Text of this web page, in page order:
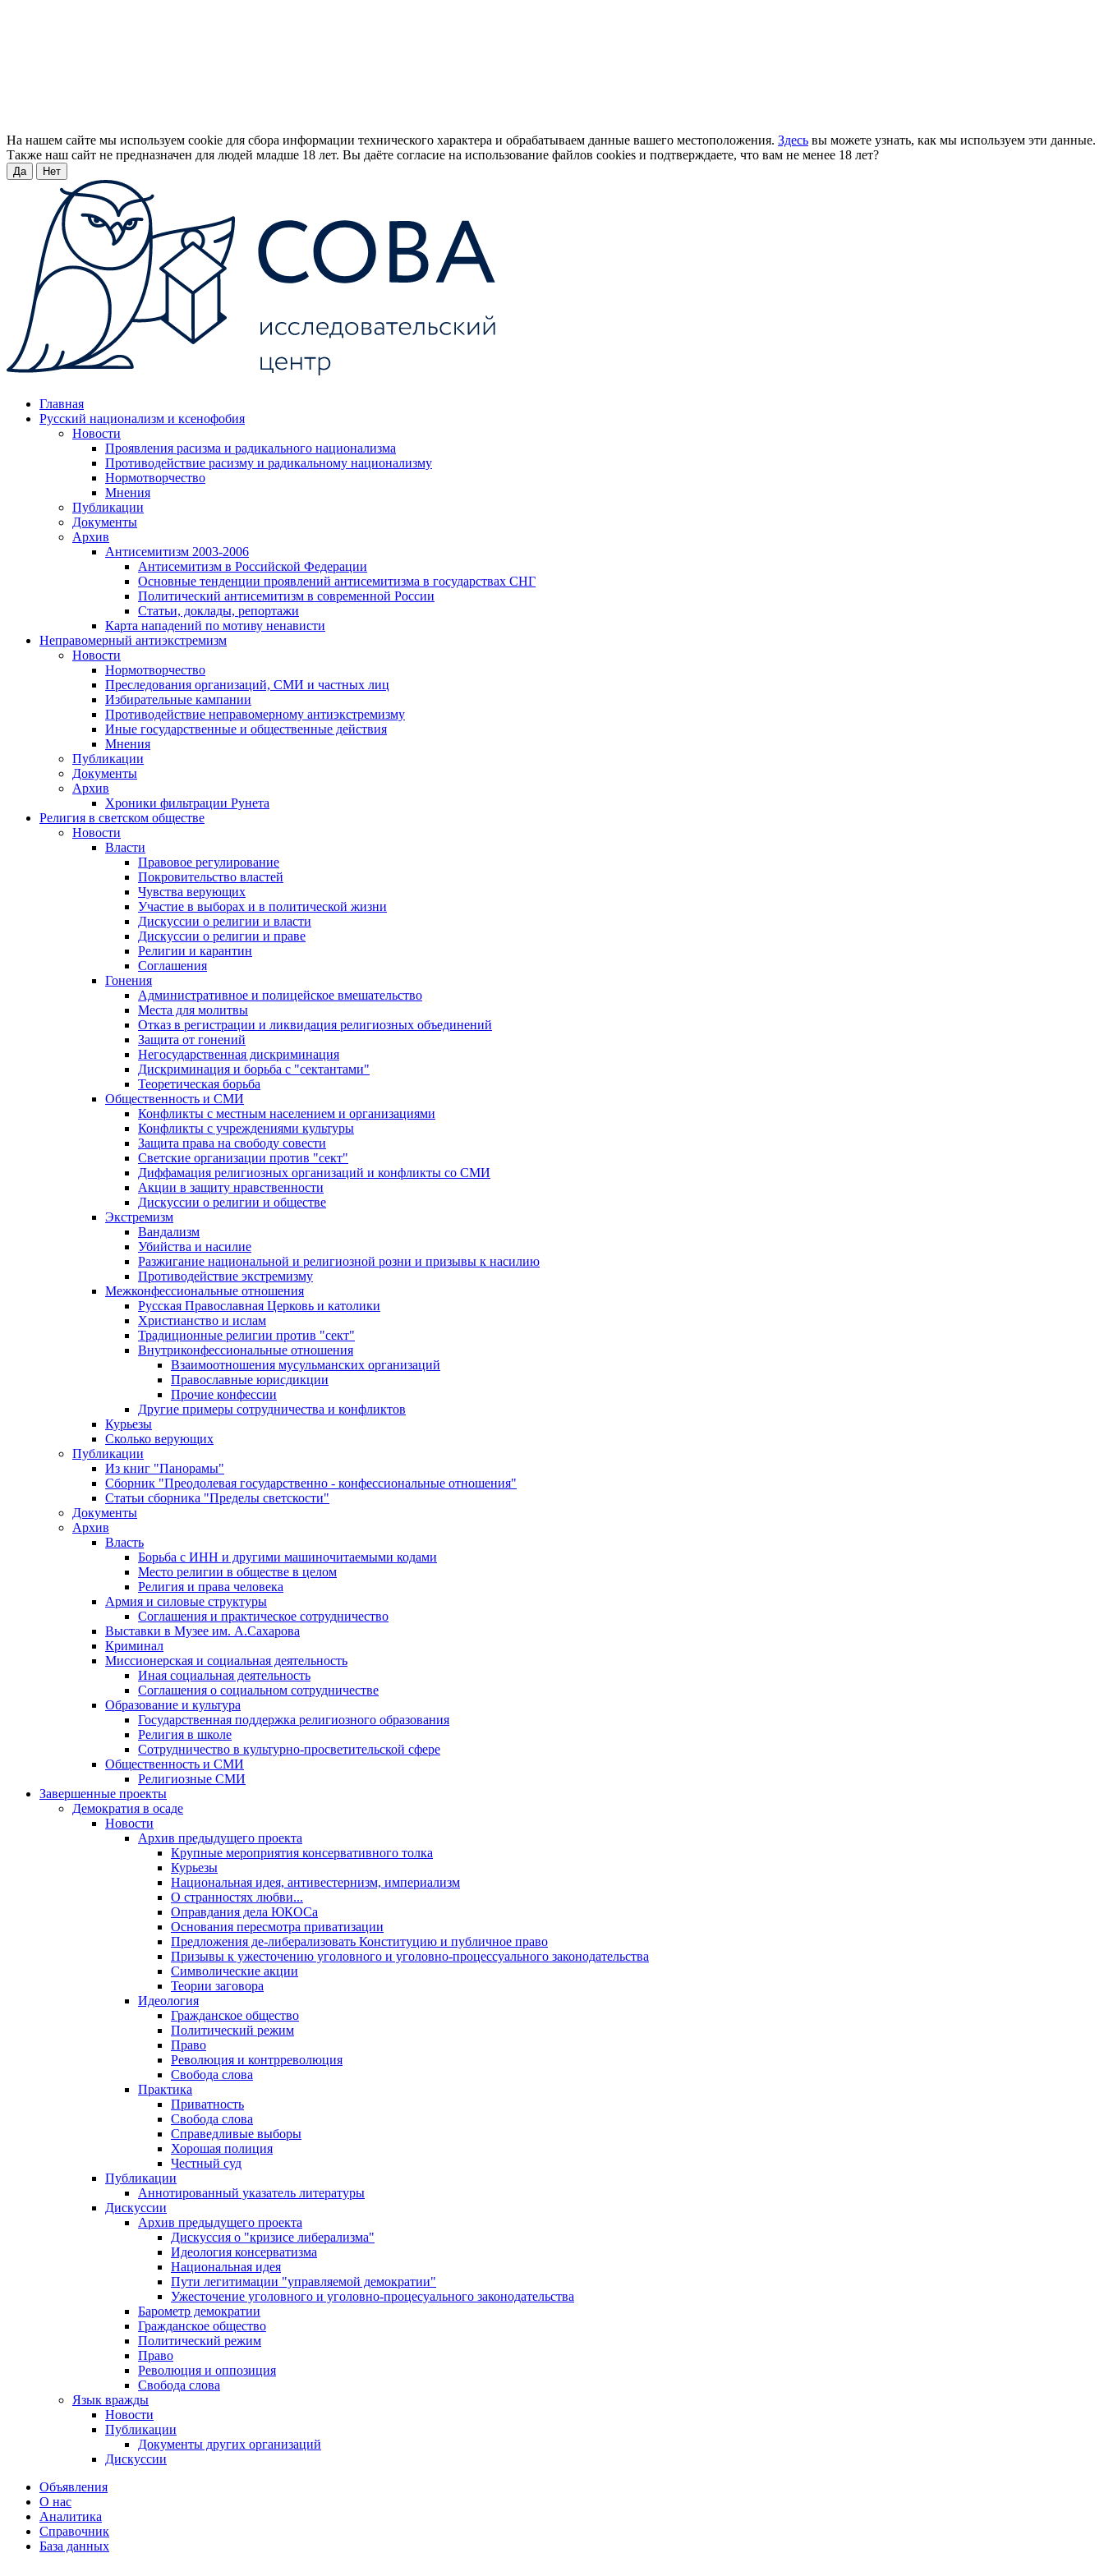
На нашем сайте мы используем cookie для сбора информации технического характера и обрабатываем данные вашего местоположения. Здесь вы можете узнать, как мы используем эти данные.
Также наш сайт не предназначен для людей младше 18 лет. Вы даёте согласие на использование файлов cookies и подтверждаете, что вам не менее 18 лет?
Да Нет
Главная
Русский национализм и ксенофобия
Новости
Проявления расизма и радикального национализма
Противодействие расизму и радикальному национализму
Нормотворчество
Мнения
Публикации
Документы
Архив
Антисемитизм 2003-2006
Антисемитизм в Российской Федерации
Основные тенденции проявлений антисемитизма в государствах СНГ
Политический антисемитизм в современной России
Статьи, доклады, репортажи
Карта нападений по мотиву ненависти
Неправомерный антиэкстремизм
Новости
Нормотворчество
Преследования организаций, СМИ и частных лиц
Избирательные кампании
Противодействие неправомерному антиэкстремизму
Иные государственные и общественные действия
Мнения
Публикации
Документы
Архив
Хроники фильтрации Рунета
Религия в светском обществе
Новости
Власти
Правовое регулирование
Покровительство властей
Чувства верующих
Участие в выборах и в политической жизни
Дискуссии о религии и власти
Дискуссии о религии и праве
Религии и карантин
Соглашения
Гонения
Административное и полицейское вмешательство
Места для молитвы
Отказ в регистрации и ликвидация религиозных объединений
Защита от гонений
Негосударственная дискриминация
Дискриминация и борьба с "сектантами"
Теоретическая борьба
Общественность и СМИ
Конфликты с местным населением и организациями
Конфликты с учреждениями культуры
Защита права на свободу совести
Светские организации против "сект"
Диффамация религиозных организаций и конфликты со СМИ
Акции в защиту нравственности
Дискуссии о религии и обществе
Экстремизм
Вандализм
Убийства и насилие
Разжигание национальной и религиозной розни и призывы к насилию
Противодействие экстремизму
Межконфессиональные отношения
Русская Православная Церковь и католики
Христианство и ислам
Традиционные религии против "сект"
Внутриконфессиональные отношения
Взаимоотношения мусульманских организаций
Православные юрисдикции
Прочие конфессии
Другие примеры сотрудничества и конфликтов
Курьезы
Сколько верующих
Публикации
Из книг "Панорамы"
Сборник "Преодолевая государственно - конфессиональные отношения"
Статьи сборника "Пределы светскости"
Документы
Архив
Власть
Борьба с ИНН и другими машиночитаемыми кодами
Место религии в обществе в целом
Религия и права человека
Армия и силовые структуры
Соглашения и практическое сотрудничество
Выставки в Музее им. А.Сахарова
Криминал
Миссионерская и социальная деятельность
Иная социальная деятельность
Соглашения о социальном сотрудничестве
Образование и культура
Государственная поддержка религиозного образования
Религия в школе
Сотрудничество в культурно-просветительской сфере
Общественность и СМИ
Религиозные СМИ
Завершенные проекты
Демократия в осаде
Новости
Архив предыдущего проекта
Крупные мероприятия консервативного толка
Курьезы
Национальная идея, антивестернизм, империализм
О странностях любви...
Оправдания дела ЮКОСа
Основания пересмотра приватизации
Предложения де-либерализовать Конституцию и публичное право
Призывы к ужесточению уголовного и уголовно-процессуального законодательства
Символические акции
Теории заговора
Идеология
Гражданское общество
Политический режим
Право
Революция и контрреволюция
Свобода слова
Практика
Приватность
Свобода слова
Справедливые выборы
Хорошая полиция
Честный суд
Публикации
Аннотированный указатель литературы
Дискуссии
Архив предыдущего проекта
Дискуссия о "кризисе либерализма"
Идеология консерватизма
Национальная идея
Пути легитимации "управляемой демократии"
Ужесточение уголовного и уголовно-процесуального законодательства
Барометр демократии
Гражданское общество
Политический режим
Право
Революция и оппозиция
Свобода слова
Язык вражды
Новости
Публикации
Документы других организаций
Дискуссии
Объявления
О нас
Аналитика
Справочник
База данных